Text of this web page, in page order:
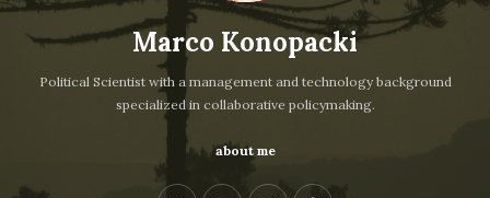
Marco Konopacki
Political Scientist with a management and technology background
specialized in collaborative policymaking.
about me